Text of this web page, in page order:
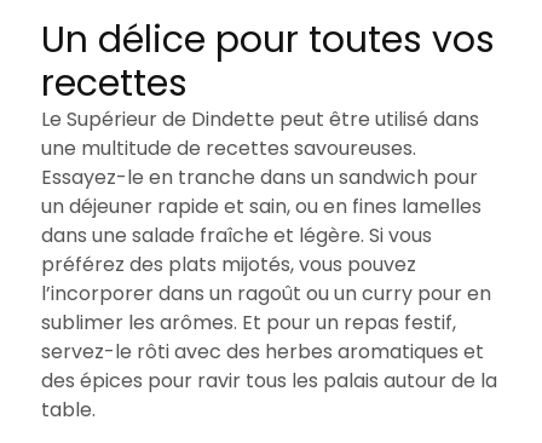
Un délice pour toutes vos
recettes
Le Supérieur de Dindette peut être utilisé dans
une multitude de recettes savoureuses.
Essayez-le en tranche dans un sandwich pour
un déjeuner rapide et sain, ou en fines lamelles
dans une salade fraîche et légère. Si vous
préférez des plats mijotés, vous pouvez
l’incorporer dans un ragoût ou un curry pour en
sublimer les arômes. Et pour un repas festif,
servez-le rôti avec des herbes aromatiques et
des épices pour ravir tous les palais autour de la
table.